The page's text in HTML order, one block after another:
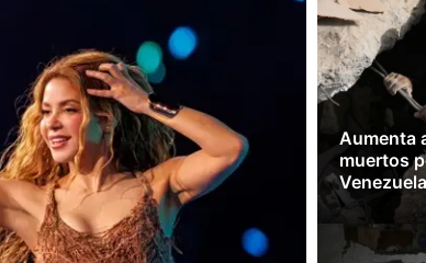
Aumenta
muertos
Venezuela